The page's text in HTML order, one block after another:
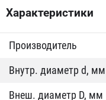
Характеристики
Производитель
Внутр. диаметр d, мм
Внеш. диаметр D, мм